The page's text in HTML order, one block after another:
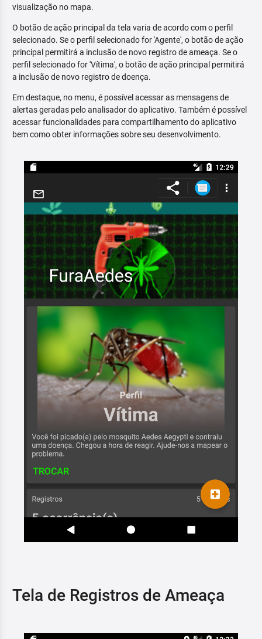
visualização no mapa.
O botão de ação principal da tela varia de acordo com o perfil
selecionado. Se o perfil selecionado for 'Agente', o botão de ação
principal permitirá a inclusão de novo registro de ameaça. Se o
perfil selecionado for 'Vítima', o botão de ação principal permitirá
a inclusão de novo registro de doença.
Em destaque, no menu, é possível acessar as mensagens de
alertas geradas pelo analisador do aplicativo. Também é possível
acessar funcionalidades para compartilhamento do aplicativo
bem como obter informações sobre seu desenvolvimento.
Tela de Registros de Ameaça